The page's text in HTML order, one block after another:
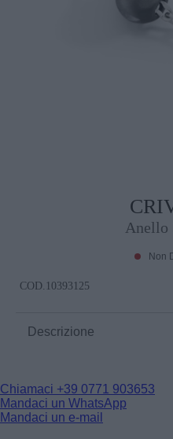
Anello
Non
COD. 10393125
Descrizione
Chiamaci +39 0771 903653
Mandaci un WhatsApp
Mandaci un e-mail